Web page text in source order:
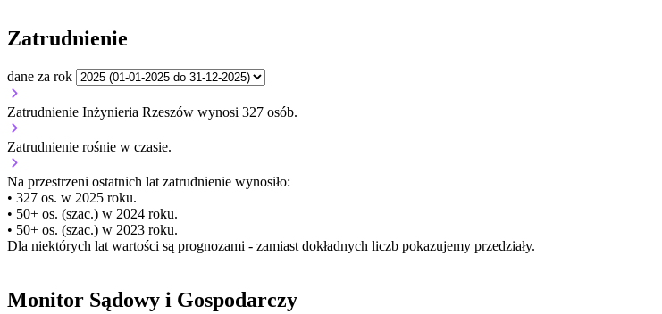
Zatrudnienie
dane za rok
Zatrudnienie Inżynieria Rzeszów wynosi 327 osób.
Zatrudnienie rośnie w czasie.
Na przestrzeni ostatnich lat zatrudnienie wynosiło:
• 327 os. w 2025 roku.
• 50+ os. (szac.) w 2024 roku.
• 50+ os. (szac.) w 2023 roku.
Dla niektórych lat wartości są prognozami - zamiast dokładnych liczb pokazujemy przedziały.
Monitor Sądowy i Gospodarczy